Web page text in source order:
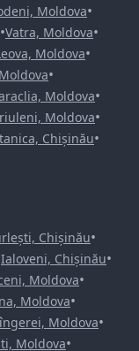
Moldova•
•Vatra, Moldova•
Moldova•
•
Moldova•
Moldova•
Chișinău•
Chișinău•
Ialoveni, Chișinău•
Moldova•
Moldova•
Moldova•
Moldova•